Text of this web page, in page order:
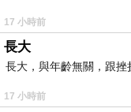
17 小時前
長大
長大，與年齡無關，跟挫
17 小時前